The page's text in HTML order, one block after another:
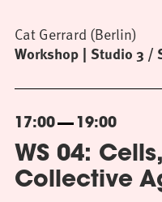
Workshop Studio 3 /
Cat Gerrard (Berlin)
17:00 19:00
WS 04:
Collective